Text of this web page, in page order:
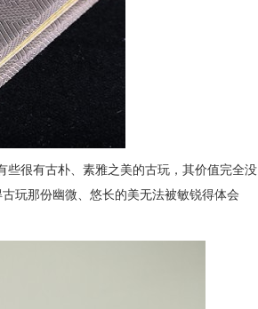
些很有古朴、素雅之美的古玩，其价值完全没
玩那份幽微、悠长的美无法被敏锐得体会